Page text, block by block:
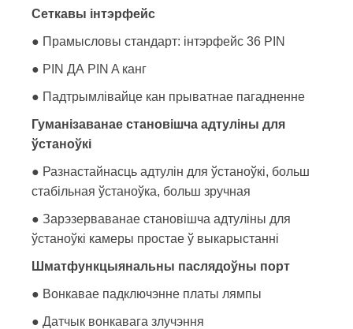
Сеткавы інтэрфейс
● Прамысловы стандарт: інтэрфейс 36 PIN
● PIN ДА PIN A канг
● Падтрымлівайце кан прыватнае пагадненне
Гуманізаванае становішча адтуліны для
ўстаноўкі
● Разнастайнасць адтулін для ўстаноўкі, больш
стабільная ўстаноўка, больш зручная
● Зарэзерваванае становішча адтуліны для
ўстаноўкі камеры простае ў выкарыстанні
Шматфункцыянальны паслядоўны порт
● Вонкавае падключэнне платы лямпы
● Датчык вонкавага злучэння